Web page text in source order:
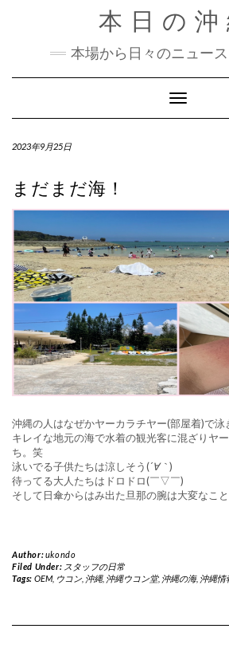
本日の沖
本場から日々のニュー
Toggle
2023年9月25日
まだまだ海！
沖縄の人はなぜかヤーカラチヤー(部屋着)で泳
キレイな地元の海で水着の観光客に混ざりヤ
ち。笑
泳いでる子供たちは涼しそう(´∀｀)
待ってる大人たちはドロドロ(￣▽￣)
そして日傘からはみ出た旦那の腕は大変なこ
Author:ukondo
Filed Under: スタッフの日常
Tags: OEM, ウコン, 沖縄, 沖縄ウコン堂, 沖縄の海, 沖縄情